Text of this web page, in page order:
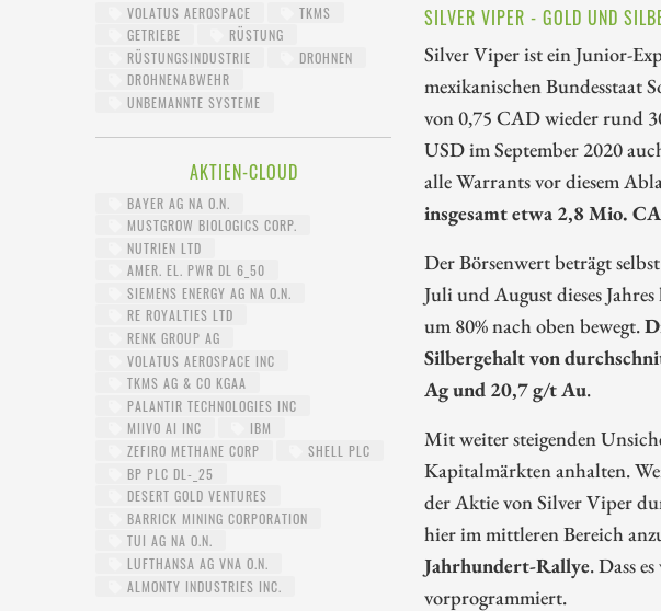
VOLATUS AEROSPACE
TKMS
GETRIEBE
RÜSTUNG
RÜSTUNGSINDUSTRIE
DROHNEN
DROHNENABWEHR
UNBEMANNTE SYSTEME
AKTIEN-CLOUD
BAYER AG NA O.N.
MUSTGROW BIOLOGICS CORP.
NUTRIEN LTD
AMER. EL. PWR DL 6_50
SIEMENS ENERGY AG NA O.N.
RE ROYALTIES LTD
RENK GROUP AG
VOLATUS AEROSPACE INC
TKMS AG & CO KGAA
PALANTIR TECHNOLOGIES INC
MIIVO AI INC
IBM
ZEFIRO METHANE CORP
SHELL PLC
BP PLC DL-_25
DESERT GOLD VENTURES
BARRICK MINING CORPORATION
TUI AG NA O.N.
LUFTHANSA AG VNA O.N.
ALMONTY INDUSTRIES INC.
SILVER VIPER - GOLD UND
Silver Viper ist ein Junior-
mexikanischen Bundesstaat
von 0,75 CAD wieder rund
USD im September 2020
alle Warrants vor diesem
insgesamt etwa 2,8 Mio.
Der Börsenwert beträgt
Juli und August dieses
um 80% nach oben bewegt.
Silbergehalt von
Ag und 20,7 g/t Au.
Mit weiter steigenden
Kapitalmärkten anhalten.
der Aktie von Silver Viper
hier im mittleren Bereich
Jahrhundert-Rallye. Dass
vorprogrammiert.